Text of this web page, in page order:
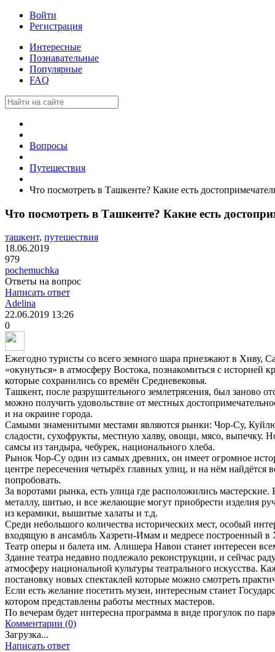
Войти
Регистрация
Интересные
Познавательные
Популярные
FAQ
Вопросы
Путешествия
Что посмотреть в Ташкенте? Какие есть
Что посмотреть в Ташкенте? Какие есть
ташкент, путешествия
18.06.2019
979
pochemuchka
Ответы на вопрос
Написать ответ
Adelina
22.06.2019 13:26
0
Ежегодно туристы со всего земного шара приезжают в Хиву,
«окунуться» в атмосферу Востока, познакомиться с историей
которые сохранились со времён Средневековья.
Ташкент, после разрушительного землетрясения, был заново
можно получить удовольствие от местных
и на окраине города.
Самыми знаменитыми местами являются рынки: Чор-Су,
сладости, сухофрукты, местную халву, овощи, мясо, выпечку.
самсы из тандыра, чебурек, национального хлеба.
Рынок Чор-Су один из самых древних, он имеет огромное
центре пересечения четырёх главных улиц, и на нём найдётся
попробовать.
За воротами рынка, есть улица где расположились мастерские.
металлу, шитью, и все желающие могут приобрести изделия
из керамики, вышитые халаты и т.д.
Среди небольшого количества исторических мест, особый
входящую в ансамбль Хазрети-Имам и медресе построенный в
Театр оперы и балета им. Алишера Навои станет интересен
Здание театра недавно подлежало реконструкции, и сейчас
атмосферу национальной культуры театрального искусства.
постановку новых спектаклей которые можно смотреть
Если есть желание посетить музеи, интересным станет
котором представлены работы местных мастеров.
По вечерам будет интересна программа в виде прогулок по
Комментарии (0)
Загрузка...
Написать ответ